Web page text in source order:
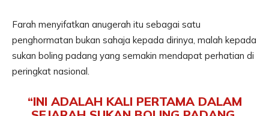
Farah menyifatkan anugerah itu sebagai satu
penghormatan bukan sahaja kepada dirinya, malah kepada
sukan boling padang yang semakin mendapat perhatian di
peringkat nasional.
“INI ADALAH KALI PERTAMA DALAM